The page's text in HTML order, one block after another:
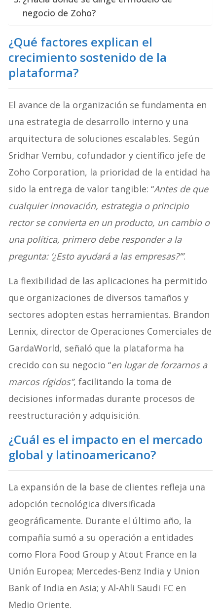
negocio de Zoho?
¿Qué factores explican el
crecimiento sostenido de la
plataforma?
El avance de la organización se fundamenta en
una estrategia de desarrollo interno y una
arquitectura de soluciones escalables. Según
Sridhar Vembu, cofundador y científico jefe de
Zoho Corporation, la prioridad de la entidad ha
sido la entrega de valor tangible: “Antes de que
cualquier innovación, estrategia o principio
rector se convierta en un producto, un cambio o
una política, primero debe responder a la
pregunta: ‘¿Esto ayudará a las empresas?’”.
La flexibilidad de las aplicaciones ha permitido
que organizaciones de diversos tamaños y
sectores adopten estas herramientas. Brandon
Lennix, director de Operaciones Comerciales de
GardaWorld, señaló que la plataforma ha
crecido con su negocio “en lugar de forzarnos a
marcos rígidos”, facilitando la toma de
decisiones informadas durante procesos de
reestructuración y adquisición.
¿Cuál es el impacto en el mercado
global y latinoamericano?
La expansión de la base de clientes refleja una
adopción tecnológica diversificada
geográficamente. Durante el último año, la
compañía sumó a su operación a entidades
como Flora Food Group y Atout France en la
Unión Europea; Mercedes-Benz India y Union
Bank of India en Asia; y Al-Ahli Saudi FC en
Medio Oriente.